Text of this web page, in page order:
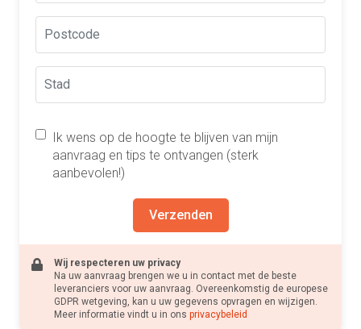
Ik wens op de hoogte te blijven van mijn
aanvraag en tips te ontvangen (sterk
aanbevolen!)
Verzenden
Wij respecteren uw privacy
Na uw aanvraag brengen we u in contact met de beste
leveranciers voor uw aanvraag. Overeenkomstig de europese
GDPR wetgeving, kan u uw gegevens opvragen en wijzigen.
Meer informatie vindt u in ons privacybeleid